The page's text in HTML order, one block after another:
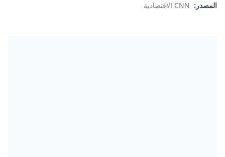
المصدر: CNN الاقتصادية